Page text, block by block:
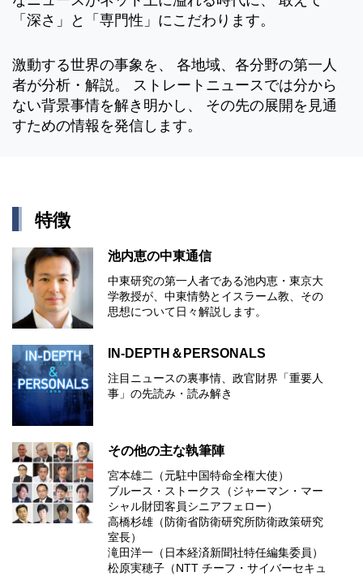
「深さ」と「専門性」にこだわります。
激動する世界の事象を、 各地域、各分野の第一人
者が分析・解説。 ストレートニュースでは分から
ない背景事情を解き明かし、 その先の展開を見通
すための情報を発信します。
特徴
池内恵の中東通信
中東研究の第⼀⼈者である池内恵・東京⼤
学教授が、中東情勢とイスラーム教、その
思想について⽇々解説します。
IN-DEPTH＆PERSONALS
注目ニュースの裏事情、政官財界「重要人
事」の先読み・読み解き
その他の主な執筆陣
宮本雄二（元駐中国特命全権大使）
ブルース・ストークス（ジャーマン・マー
シャル財団客員シニアフェロー）
高橋杉雄（防衛省防衛研究所防衛政策研究
室長）
滝田洋一（日本経済新聞社特任編集委員）
松原実穂子（NTT チーフ・サイバーセキュ